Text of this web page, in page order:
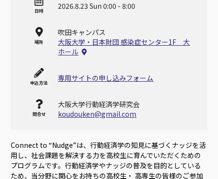
日時
2026.8.23 Sun 0:00 - 8:00
場所
吹田キャンパス
大阪大学・日本財団 感染症センター1F 大
ホール
申込方法
専用サイトの申し込みフォーム
問合せ
大阪大学行動経済学研究会
koudouken@gmail.com
Connect to “Nudge”は、行動経済学の知見に基づくナッジを活
用し、社会課題を解決する力を高校生に育んでいただくための
プログラムです。行動経済学やナッジの普及を目的としている
ため、当分野に関心をお持ちの高校生・ 高専生の皆様のご参加